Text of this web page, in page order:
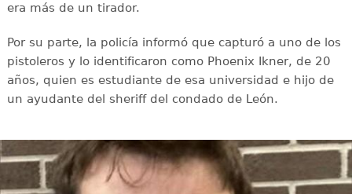
era más de un tirador.
Por su parte, la policía informó que capturó a uno de los
pistoleros y lo identificaron como Phoenix Ikner, de 20
años, quien es estudiante de esa universidad e hijo de
un ayudante del sheriff del condado de León.